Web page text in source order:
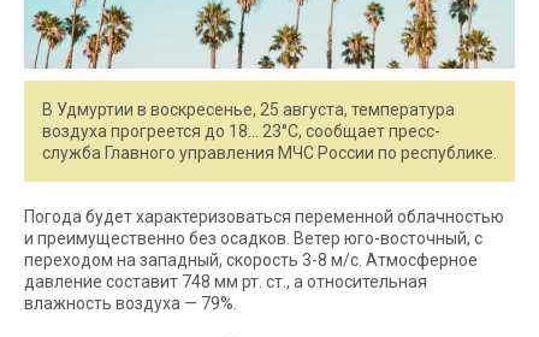
В Удмуртии в воскресенье, 25 августа, температура
воздуха прогреется до 18… 23°С, сообщает пресс-
служба Главного управления МЧС России по республике.
Погода будет характеризоваться переменной облачностью
и преимущественно без осадков. Ветер юго-восточный, с
переходом на западный, скорость 3-8 м/с. Атмосферное
давление составит 748 мм рт. ст., а относительная
влажность воздуха — 79%.